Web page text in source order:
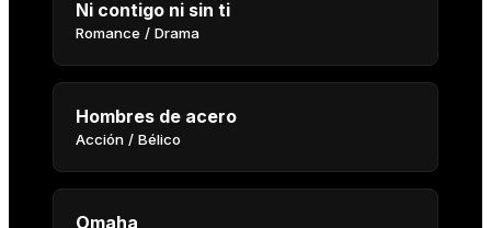
Ni contigo ni sin ti
Romance / Drama
Hombres de acero
Acción / Bélico
Omaha